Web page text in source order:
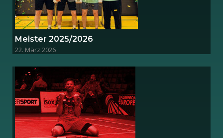
Meister 2025/2026
22. März 2026